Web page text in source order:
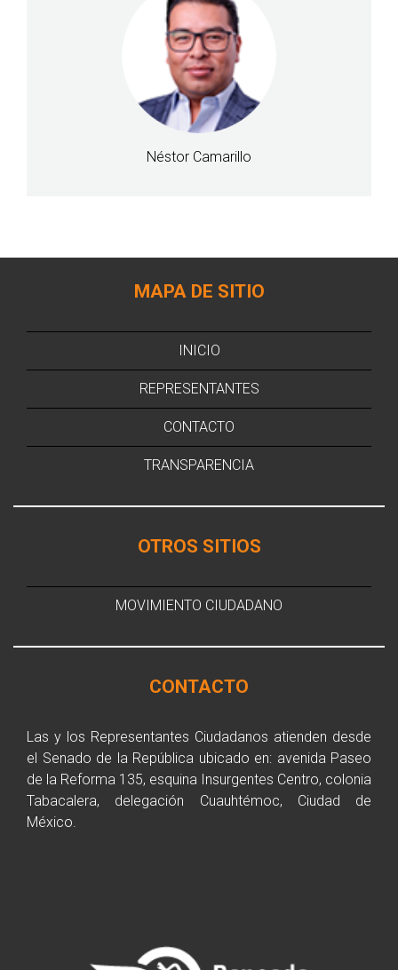
Néstor Camarillo
MAPA DE SITIO
INICIO
REPRESENTANTES
CONTACTO
TRANSPARENCIA
OTROS SITIOS
MOVIMIENTO CIUDADANO
CONTACTO
Las y los Representantes Ciudadanos atienden desde
el Senado de la República ubicado en: avenida Paseo
de la Reforma 135, esquina Insurgentes Centro, colonia
Tabacalera, delegación Cuauhtémoc, Ciudad de
México.